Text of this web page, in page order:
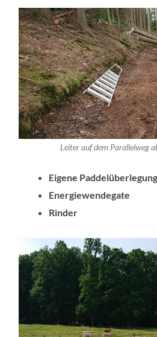
Leiter auf dem Parallelweg
Eigene
Energiewendegate
Rinder